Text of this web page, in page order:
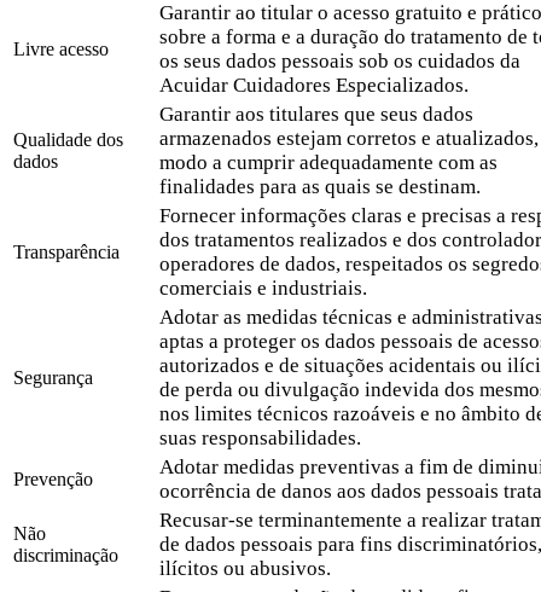
Livre acesso
Garantir ao titular o acesso gratuito e prático
sobre a forma e a duração do tratamento de
os seus dados pessoais sob os cuidados da
Acuidar Cuidadores Especializados.
Qualidade dos
dados
Garantir aos titulares que seus dados
armazenados estejam corretos e
modo a cumprir adequadamente com as
finalidades para as quais se destinam.
Transparência
Fornecer informações claras e precisas a
dos tratamentos realizados e dos
operadores de dados, respeitados os
comerciais e industriais.
Segurança
Adotar as medidas técnicas e
aptas a proteger os dados pessoais de
autorizados e de situações acidentais ou
de perda ou divulgação indevida dos
nos limites técnicos razoáveis e no âmbito
suas responsabilidades.
Prevenção
Adotar medidas preventivas a fim de
ocorrência de danos aos dados pessoais
Não
discriminação
Recusar-se terminantemente a realizar
de dados pessoais para fins discriminatórios,
ilícitos ou abusivos.